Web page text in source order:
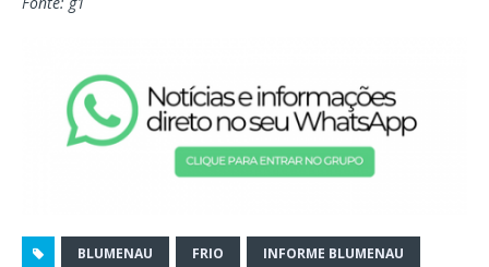
BLUMENAU FRIO INFORME BLUMENAU